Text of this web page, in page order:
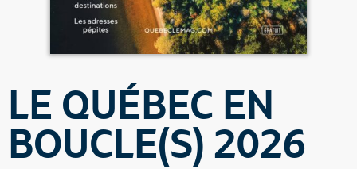
LE QUÉBEC EN
BOUCLE(S) 2026